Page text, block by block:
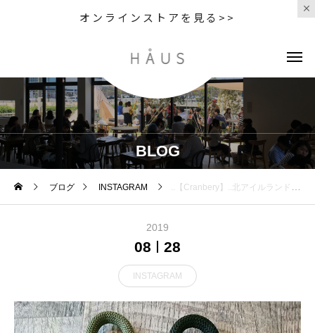
オンラインストアを見る>>
BLOG
ブログ INSTAGRAM ..【Cranbery】..北アイルランド発、クライミングロープリードブランド.Cranbery⛰️ .プロクライマーのグラハムがクライミングロープを使い全ての工程をハンドメイドで製作。.クライミングロープの丈夫さ、そしてハンドメイドの繊細さが美しいドッグリード.フックtypeとカラビナtypeがございます。 .他とは違うロープの質感をお試し下さいGROOM HAUS松江市乃白町20270852-61-2885open 9:00close 18:00@groom_haus#トリミングサロン #トリミング #ペットサロン #ペット#松江トリミングサロン #松江#島根#groomhause#hausmathue #クライミングロープ#ペットリード#Cranbery
2019
08 28
INSTAGRAM